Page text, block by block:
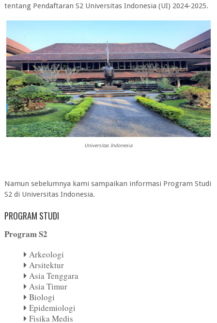
tentang Pendaftaran S2 Universitas Indonesia (UI) 2024-2025.
Universitas Indonesia
Namun sebelumnya kami sampaikan informasi Program Studi
S2 di Universitas Indonesia.
PROGRAM STUDI
Program S2
Arkeologi
Arsitektur
Asia Tenggara
Asia Timur
Biologi
Epidemiologi
Fisika Medis